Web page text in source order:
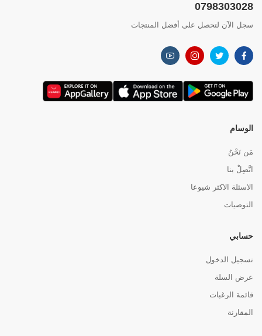
0798303028
سجل الآن لتحصل على أفضل المنتجات
الوسام
مَن نَحْنُ
اتَّصِلْ بنا
الاسئلة الاكثر شيوعا
التوصيات
حسابي
تسجيل الدخول
عرض السلة
قائمة الرغبات
المقارنة